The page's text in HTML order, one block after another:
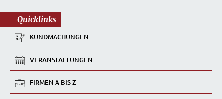
Quicklinks
KUNDMACHUNGEN
VERANSTALTUNGEN
FIRMEN A BIS Z